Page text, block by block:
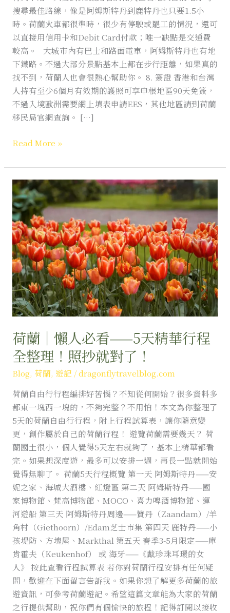
搜尋最佳路線，像是阿姆斯特丹到鹿特丹也只要1.5小
時。荷蘭火車都很準時，很少有停駛或罷工的情況，還可
以直接用信用卡和Debit Card付款；唯一缺點是交通費
較高。 大城市內有巴士和路面電車，阿姆斯特丹也有地
下鐵路。不過大部分景點基本上都在步行距離，如果真的
找不到，荷蘭人也會很熱心幫助你。 8. 簽證 香港和台灣
人持有至少6個月有效期的護照可享申根地區90天免簽，
不過入境歐洲需要網上填表申請EES，其他地區請到荷蘭
移民局官網查詢。 […]
Read More »
荷蘭｜懶人必看——5天精華行程
全整理！照抄就對了！
Blog, 荷蘭, 遊記 /dragonflytravelblog.com
荷蘭自由行行程編排好苦惱？不知從何開始？很多資料多
都東一塊西一塊的，不夠完整？不用怕！本文為你整理了
5天的荷蘭自由行行程，附上行程試算表，讓你隨意變
更，創作屬於自己的荷蘭行程！ 遊覽荷蘭需要幾天？ 荷
蘭國土很小，個人覺得5天左右就夠了，基本上精華都看
完。如果想深度遊，最多可以安排一週，再長一點就開始
覺得無聊了。 荷蘭5天行程概覽 第一天 阿姆斯特丹——安
妮之家、海城大酒樓、紅燈區 第二天 阿姆斯特丹——國
家博物館、梵高博物館、MOCO、喜力啤酒博物館、運
河遊船 第三天 阿姆斯特丹周邊——贊丹（Zaandam）/羊
角村（Giethoorn）/Edam芝士市集 第四天 鹿特丹——小
孩堤防、方塊屋、Markthal 第五天 春季3-5月限定——庫
肯霍夫（Keukenhof） 或 海牙——《戴珍珠耳環的女
人》 按此查看行程試算表 若你對荷蘭行程安排有任何疑
問，歡迎在下面留言告訴我。如果你想了解更多荷蘭的旅
遊資訊，可參考荷蘭遊記。希望這篇文章能為大家的荷蘭
之行提供幫助，祝你們有個愉快的旅程！記得訂閱以接收
荷
蘭
｜
懶
人
必
看
——
5
天
精
華
行
程
全
理！
照
抄
就
對
了！